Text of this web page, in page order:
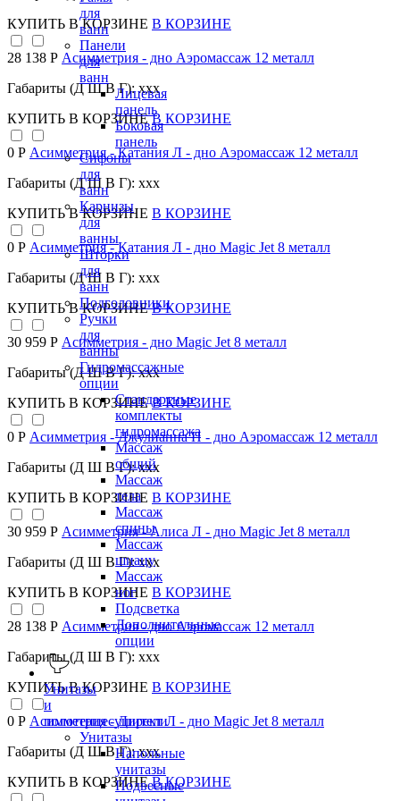
для
ванн
Панели
для
ванн
Лицевая
панель
Боковая
панель
Сифоны
для
ванн
Карнизы
для
ванны
Шторки
для
ванн
Подголовники
Ручки
для
ванны
Гидромассажные
опции
Стандартные
комплекты
гидромассажа
Массаж
общий
Массаж
тела
Массаж
спины
Массаж
шиацу
Массаж
ног
Подсветка
Дополнительные
опции
Унитазы
и
полотенцесушители
Унитазы
Напольные
унитазы
Подвесные
КУПИТЬ В КОРЗИНЕ В КОРЗИНЕ
28 138 Р Асимметрия - дно Аэромассаж 12 металл
Габариты (Д Ш В Г): xxx
КУПИТЬ В КОРЗИНЕ В КОРЗИНЕ
0 Р Асимметрия - Катания Л - дно Аэромассаж 12 металл
Габариты (Д Ш В Г): xxx
КУПИТЬ В КОРЗИНЕ В КОРЗИНЕ
0 Р Асимметрия - Катания Л - дно Magic Jet 8 металл
Габариты (Д Ш В Г): xxx
КУПИТЬ В КОРЗИНЕ В КОРЗИНЕ
30 959 Р Асимметрия - дно Magic Jet 8 металл
Габариты (Д Ш В Г): xxx
КУПИТЬ В КОРЗИНЕ В КОРЗИНЕ
0 Р Асимметрия - Джулианна П - дно Аэромассаж 12 металл
Габариты (Д Ш В Г): xxx
КУПИТЬ В КОРЗИНЕ В КОРЗИНЕ
30 959 Р Асимметрия - Алиса Л - дно Magic Jet 8 металл
Габариты (Д Ш В Г): xxx
КУПИТЬ В КОРЗИНЕ В КОРЗИНЕ
28 138 Р Асимметрия - дно Аэромассаж 12 металл
Габариты (Д Ш В Г): xxx
КУПИТЬ В КОРЗИНЕ В КОРЗИНЕ
0 Р Асимметрия - Директ Л - дно Magic Jet 8 металл
Габариты (Д Ш В Г): xxx
КУПИТЬ В КОРЗИНЕ В КОРЗИНЕ